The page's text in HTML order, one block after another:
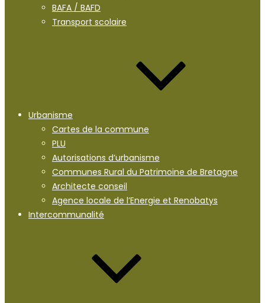
BAFA / BAFD
Transport scolaire
Urbanisme
Cartes de la commune
PLU
Autorisations d’urbanisme
Communes Rural du Patrimoine de Bretagne
Architecte conseil
Agence locale de l’Energie et Renobatys
Intercommunalité